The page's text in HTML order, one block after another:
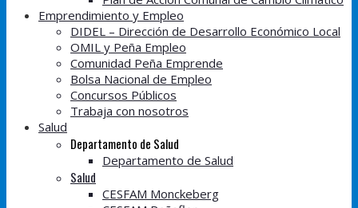
Emprendimiento y Empleo
DIDEL – Dirección de Desarrollo Económico Local
OMIL y Peña Empleo
Comunidad Peña Emprende
Bolsa Nacional de Empleo
Concursos Públicos
Trabaja con nosotros
Salud
Departamento de Salud
Departamento de Salud
Salud
CESFAM Monckeberg